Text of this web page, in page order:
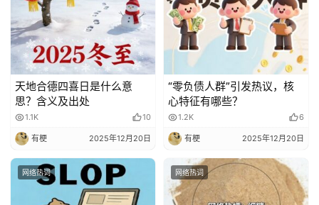
其
他
词
语
天地合德四喜日是什么意
思？含义及出处
1.1K 10
有梗 2025年12月20日
“零负债人群”引发热议，核
心特征有哪些？
1.2K 6
有梗 2025年12月20日
网络热词 网络热词